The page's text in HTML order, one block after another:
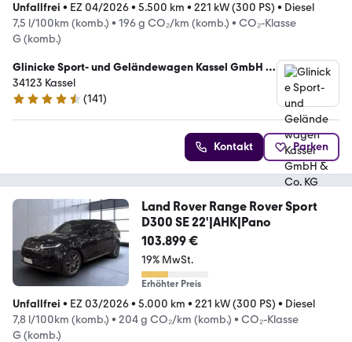
Unfallfrei • EZ 04/2026• 5.500 km • 221 kW (300 PS) • Diesel
7,5 l/100km (komb.) • 196 g CO₂/km (komb.) • CO₂-Klasse
G (komb.)
Glinicke Sport- und Geländewagen Kassel GmbH &
Co. KG
34123 Kassel
4.7 Sterne
(141)
Kontakt Parken
Land Rover Range Rover Sport
D300 SE 22'|AHK|Pano
103.899 €
19% MwSt.
Erhöhter Preis
Unfallfrei • EZ 03/2026• 5.000 km • 221 kW (300 PS) • Diesel
7,8 l/100km (komb.) • 204 g CO₂/km (komb.) • CO₂-Klasse
G (komb.)